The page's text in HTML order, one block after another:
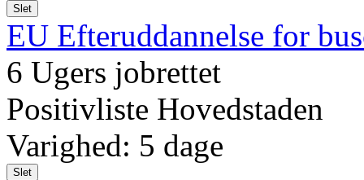
Slet
EU Efteruddannelse for
6 Ugers jobrettet
Positivliste Hovedstaden
Varighed: 5 dage
Slet